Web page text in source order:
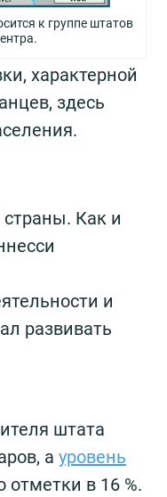
к группе штатов
характерной
здесь
Как и
и
развивать
штата
а уровень
отметки в 16 %.